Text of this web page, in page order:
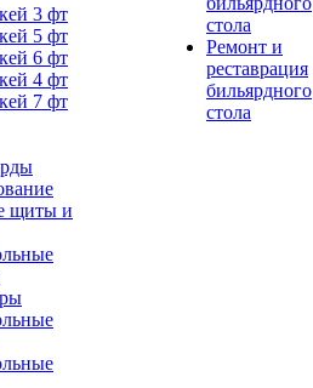
3 фт
5 фт
6 фт
4 фт
7 фт
щиты и
стола
Ремонт и
реставрация
бильярдного
стола